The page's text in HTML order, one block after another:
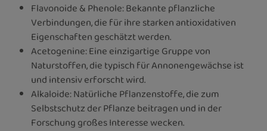
Flavonoide & Phenole: Bekannte pflanzliche
Verbindungen, die für ihre starken antioxidativen
Eigenschaften geschätzt werden.
Acetogenine: Eine einzigartige Gruppe von
Naturstoffen, die typisch für Annonengewächse ist
und intensiv erforscht wird.
Alkaloide: Natürliche Pflanzenstoffe, die zum
Selbstschutz der Pflanze beitragen und in der
Forschung großes Interesse wecken.